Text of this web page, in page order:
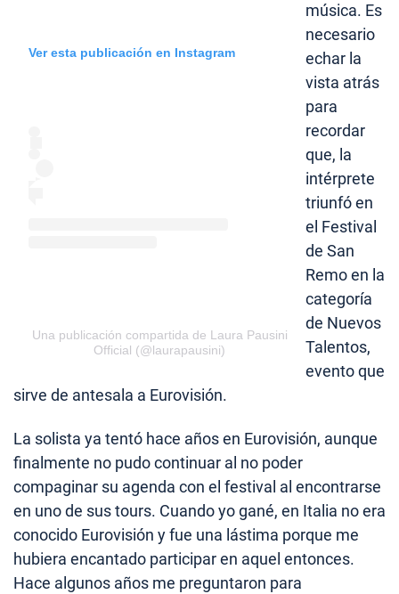
Ver esta publicación en Instagram
Una publicación compartida de Laura Pausini
Official (@laurapausini)
música. Es
necesario
echar la
vista atrás
para
recordar
que, la
intérprete
triunfó en
el Festival
de San
Remo en la
categoría
de Nuevos
Talentos,
evento que
sirve de antesala a Eurovisión.
La solista ya tentó hace años en Eurovisión, aunque
finalmente no pudo continuar al no poder
compaginar su agenda con el festival al encontrarse
en uno de sus tours. Cuando yo gané, en Italia no era
conocido Eurovisión y fue una lástima porque me
hubiera encantado participar en aquel entonces.
Hace algunos años me preguntaron para